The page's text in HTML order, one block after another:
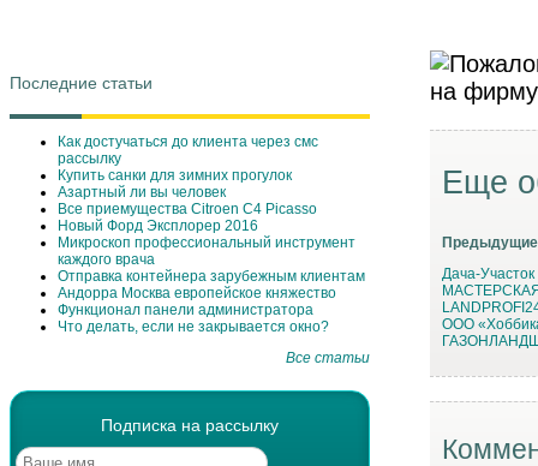
Последние статьи
Как достучаться до клиента через смс
рассылку
Купить санки для зимних прогулок
Азартный ли вы человек
Все приемущества Сitroen C4 Picasso
Новый Форд Эксплорер 2016
Микроскоп профессиональный инструмент
каждого врача
Отправка контейнера зарубежным клиентам
Андорра Москва европейское княжество
Функционал панели администратора
Что делать, если не закрывается окно?
Все статьи
Подписка на рассылку
Еще
Дача-Участок
ООО